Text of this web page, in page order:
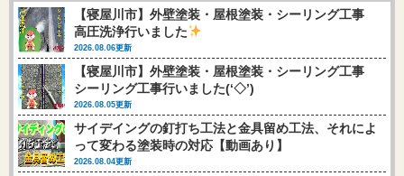
【寝屋川市】外壁塗装・屋根塗装・シーリング工事
高圧洗浄行いました
2026.08.06更新
【寝屋川市】外壁塗装・屋根塗装・シーリング工事
シーリング工事行いました(‘◇’)ゞ
2026.08.05更新
サイデイングの釘打ち工法と金具留め工法、それによ
って変わる塗装時の対応【動画あり】
2026.08.04更新